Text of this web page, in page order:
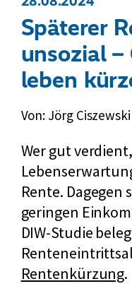
Späterer
unsozial –
leben
Von: Jörg Ciszewski
Wer gut
Rente. Dagegen
geringen
DIW-Studie
Rentenkürzung.